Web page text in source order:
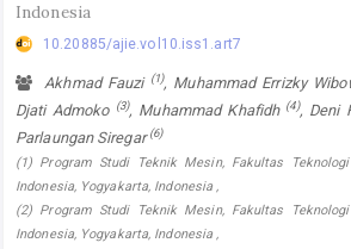
Indonesia
10.20885/ajie.vol10.iss1.art7
Akhmad Fauzi (1), Muhammad Errizky
Djati Admoko (3), Muhammad Khafidh (4), Deni
Parlaungan Siregar(6)
(1) Program Studi Teknik Mesin, Fakultas
Indonesia, Yogyakarta, Indonesia ,
(2) Program Studi Teknik Mesin, Fakultas
Indonesia, Yogyakarta, Indonesia ,